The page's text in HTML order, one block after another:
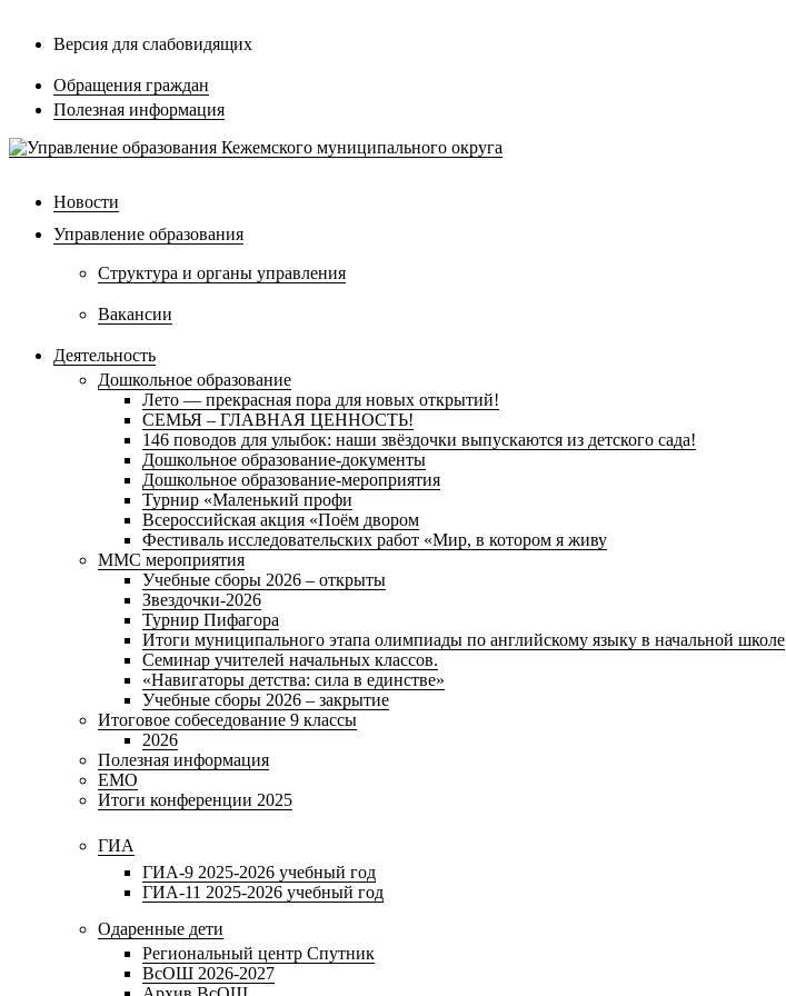
Версия для слабовидящих
Обращения граждан
Полезная информация
Новости
Управление образования
Структура и органы управления
Вакансии
Деятельность
Дошкольное образование
Лето — прекрасная пора для новых открытий!
СЕМЬЯ – ГЛАВНАЯ ЦЕННОСТЬ!
146 поводов для улыбок: наши звёздочки выпускаются из детского сада!
Дошкольное образование-документы
Дошкольное образование-мероприятия
Турнир «Маленький профи
Всероссийская акция «Поём двором
Фестиваль исследовательских работ «Мир, в котором я живу
ММС мероприятия
Учебные сборы 2026 – открыты
Звездочки-2026
Турнир Пифагора
Итоги муниципального этапа олимпиады по английскому языку в начальной школе
Семинар учителей начальных классов.
«Навигаторы детства: сила в единстве»
Учебные сборы 2026 – закрытие
Итоговое собеседование 9 классы
2026
Полезная информация
ЕМО
Итоги конференции 2025
ГИА
ГИА-9 2025-2026 учебный год
ГИА-11 2025-2026 учебный год
Одаренные дети
Региональный центр Спутник
ВсОШ 2026-2027